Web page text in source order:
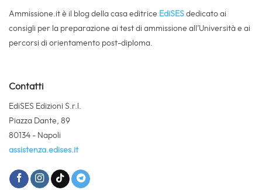
Ammissione.it è il blog della casa editrice EdiSES dedicato ai
consigli per la preparazione ai test di ammissione all’Università e ai
percorsi di orientamento post-diploma.
Contatti
EdiSES Edizioni S.r.l.
Piazza Dante, 89
80134 - Napoli
assistenza.edises.it